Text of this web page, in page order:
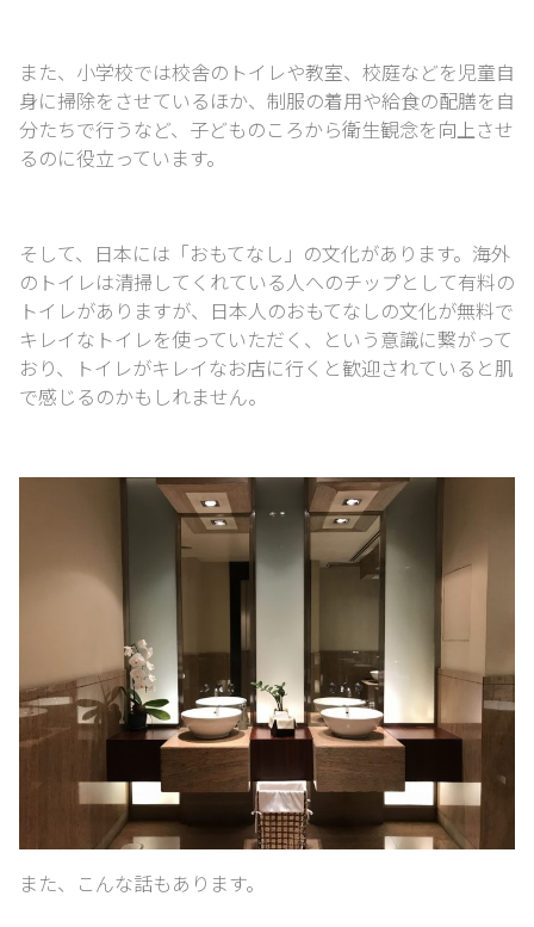
また、小学校では校舎のトイレや教室、校庭などを児童自
身に掃除をさせているほか、 制服の着用や給食の配膳を自
分たちで行うなど、 子どものころから衛生観念を向上させ
るのに役立っています。
そして、日本には「おもてなし」の文化があります。 海外
のトイレは清掃してくれている人へのチップとして有料の
トイレがありますが、 日本人のおもてなしの文化が無料で
キレイなトイレを使っていただく、という意識に繋がって
おり、
トイレがキレイなお店に行くと歓迎されていると肌
で感じるのかもしれません。
また、こんな話もあります。